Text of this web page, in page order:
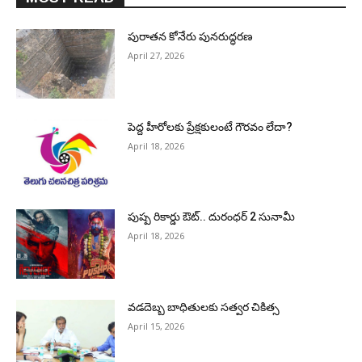
పురాత‌న కోనేరు పున‌రుద్ధ‌ర‌ణ
April 27, 2026
పెద్ద హీరోల‌కు ప్రేక్ష‌కులంటే గౌర‌వం లేదా?
April 18, 2026
పుష్ప రికార్డు ఔట్‌.. దురంధ‌ర్ 2 సునామీ
April 18, 2026
వడదెబ్బ బాధితులకు సత్వర చికిత్స
April 15, 2026